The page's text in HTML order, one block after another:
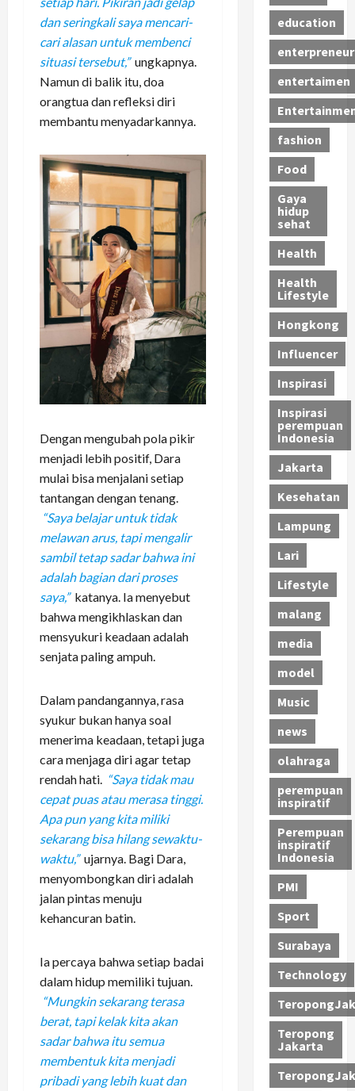
dan seringkali saya mencari-
cari alasan untuk membenci
situasi tersebut,” ungkapnya.
Namun di balik itu, doa
orangtua dan refleksi diri
membantu menyadarkannya.
Dengan mengubah pola pikir
menjadi lebih positif, Dara
mulai bisa menjalani setiap
tantangan dengan tenang.
“Saya belajar untuk tidak
melawan arus, tapi mengalir
sambil tetap sadar bahwa ini
adalah bagian dari proses
saya,” katanya. Ia menyebut
bahwa mengikhlaskan dan
mensyukuri keadaan adalah
senjata paling ampuh.
Dalam pandangannya, rasa
syukur bukan hanya soal
menerima keadaan, tetapi juga
cara menjaga diri agar tetap
rendah hati. “Saya tidak mau
cepat puas atau merasa tinggi.
Apa pun yang kita miliki
sekarang bisa hilang sewaktu-
waktu,” ujarnya. Bagi Dara,
menyombongkan diri adalah
jalan pintas menuju
kehancuran batin.
Ia percaya bahwa setiap badai
dalam hidup memiliki tujuan.
“Mungkin sekarang terasa
berat, tapi kelak kita akan
sadar bahwa itu semua
membentuk kita menjadi
pribadi yang lebih kuat dan
education
enterpreneur
entertaimen
fashion
Food
Gaya
hidup
sehat
Health
Health
Lifestyle
Hongkong
Influencer
Inspirasi
Inspirasi
perempuan
Indonesia
Jakarta
Kesehatan
Lampung
Lari
Lifestyle
malang
media
model
Music
news
olahraga
perempuan
inspiratif
Perempuan
inspiratif
Indonesia
PMI
Sport
Surabaya
Technology
Teropong
Jakarta